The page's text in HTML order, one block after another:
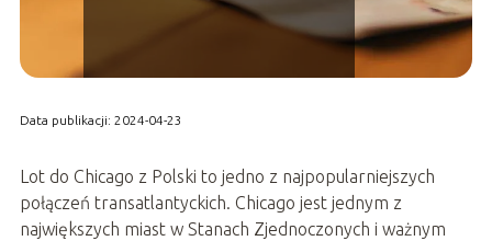
Data publikacji: 2024-04-23
Lot do Chicago z Polski to jedno z najpopularniejszych
połączeń transatlantyckich. Chicago jest jednym z
największych miast w Stanach Zjednoczonych i ważnym